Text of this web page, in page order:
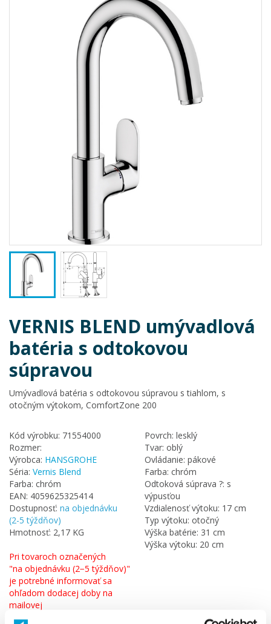
VERNIS BLEND umývadlová
batéria s odtokovou
súpravou
Umývadlová batéria s odtokovou súpravou s tiahlom, s
otočným výtokom, ComfortZone 200
Kód výrobku: 71554000
Rozmer:
Výrobca: HANSGROHE
Séria: Vernis Blend
Farba: chróm
EAN: 4059625325414
Dostupnosť: na objednávku
(2-5 týždňov)
Hmotnosť: 2,17 KG
Pri tovaroch označených
"na objednávku (2−5 týždňov)"
je potrebné informovať sa
ohľadom dodacej doby na
mailovej
adrese:
Povrch: lesklý
Tvar: oblý
Ovládanie: pákové
Farba: chróm
Odtoková súprava ?: s
výpusťou
Vzdialenosť výtoku: 17 cm
Typ výtoku: otočný
Výška batérie: 31 cm
Výška výtoku: 20 cm